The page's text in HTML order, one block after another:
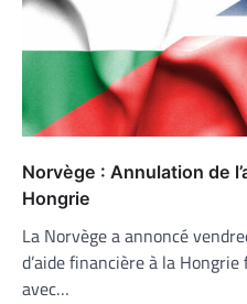
Norvège : Annulation de
Hongrie
La Norvège a annoncé
d’aide financière à la
avec…